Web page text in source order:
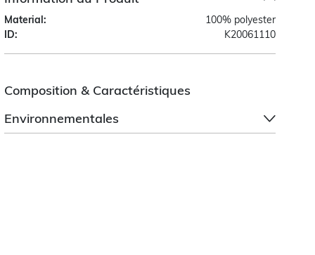
Material:
100% polyester
ID:
K20061110
Composition & Caractéristiques
Environnementales